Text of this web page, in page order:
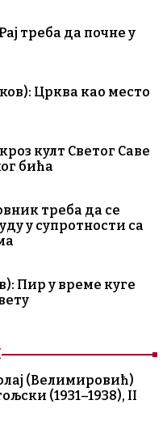
треба да почне у
Црква као место
култ Светог Саве
бића
треба да се
у супротности са
Пир у време куге
(Велимировић)
(1931–1938), II